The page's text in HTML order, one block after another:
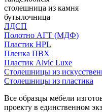
столешница из камня
бутылочница
ЛДСП
Полотно АГТ (МДФ)
Пластик HPL
Пленка ПВХ
Пластик Alvic Luxe
Столешницы из
Столешницы из пластика
Все образцы мебели
проекту в единственном